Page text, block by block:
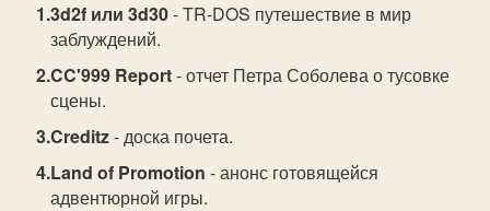
3d2f или 3d30- TR-DOS путешествие в мир
заблуждений.
CC'999 Report- отчет Петра Соболева о тусовке
сцены.
Creditz- доска почета.
Land of Promotion - анонс готовящейся
адвентюрной игры.